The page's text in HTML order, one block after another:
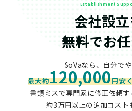
Establishment
会社設
無料でお
SoVaなら、自分で
最大約120,000円安
書類ミスで専門家に修正依頼
約3万円以上の追加コスト